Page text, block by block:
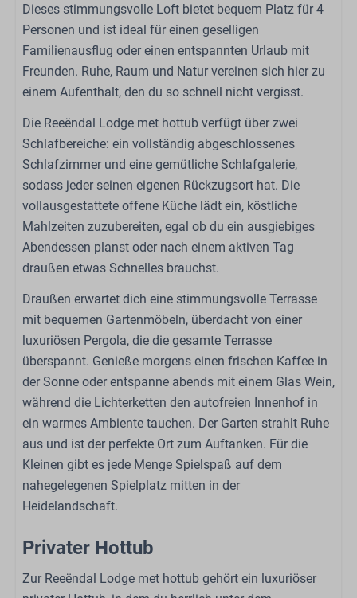
Gasherd: 4-Brenner
Kessel: Elektrischer Wasserkocher
Kühlschrank: Mit Gefrierfach
Kaffeetassenmaschine: Nespresso
Esstisch
Küchengeräte
Badezimmer
Spülbecken: 1
Anzahl der Badezimmer: 1
Toilette
Dusche
Schlafzimmer
Doppelbett: 1
Einzelbett: 2
Garderobe
Bettzeug
Außenbereich
Veranda
Terrasse: Abgedeckt
Gartenmöbel
Familie/Kinder
Dieses stimmungsvolle Loft bietet bequem Platz für 4
Personen und ist ideal für einen geselligen
Familienausflug oder einen entspannten Urlaub mit
Freunden. Ruhe, Raum und Natur vereinen sich hier zu
einem Aufenthalt, den du so schnell nicht vergisst.
Die Reeëndal Lodge met hottub verfügt über zwei
Schlafbereiche: ein vollständig abgeschlossenes
Schlafzimmer und eine gemütliche Schlafgalerie,
sodass jeder seinen eigenen Rückzugsort hat. Die
vollausgestattete offene Küche lädt ein, köstliche
Mahlzeiten zuzubereiten, egal ob du ein ausgiebiges
Abendessen planst oder nach einem aktiven Tag
draußen etwas Schnelles brauchst.
Draußen erwartet dich eine stimmungsvolle Terrasse
mit bequemen Gartenmöbeln, überdacht von einer
luxuriösen Pergola, die die gesamte Terrasse
überspannt. Genieße morgens einen frischen Kaffee in
der Sonne oder entspanne abends mit einem Glas Wein,
während die Lichterketten den autofreien Innenhof in
ein warmes Ambiente tauchen. Der Garten strahlt Ruhe
aus und ist der perfekte Ort zum Auftanken. Für die
Kleinen gibt es jede Menge Spielspaß auf dem
nahegelegenen Spielplatz mitten in der
Heidelandschaft.
Privater Hottub
Zur Reeëndal Lodge met hottub gehört ein luxuriöser